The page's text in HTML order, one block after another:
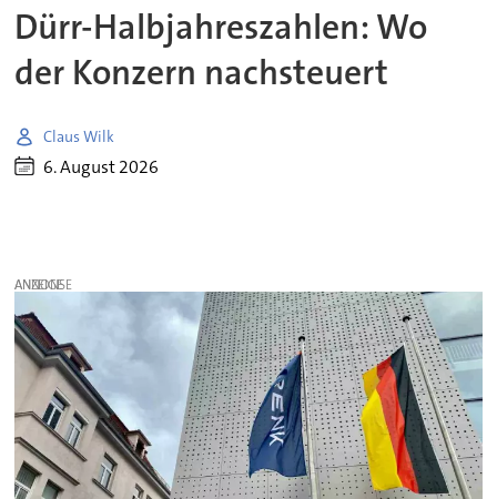
Dürr-Halbjahreszahlen: Wo
der Konzern nachsteuert
Claus Wilk
6. August 2026
ANZEIGE